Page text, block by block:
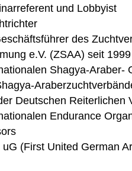
und Lobbyist
des
e.V. (ZSAA) seit 1999
Shagya-Araber-
Deutschen Reiterlichen
Endurance
(First United German